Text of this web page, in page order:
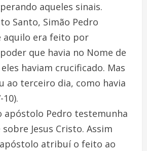
aqueles sinais.
Santo, Simão Pedro
aquilo era feito por
que havia no Nome de
haviam crucificado. Mas
ao terceiro dia, como havia
apóstolo Pedro testemunha
Jesus Cristo. Assim
atribuí o feito ao